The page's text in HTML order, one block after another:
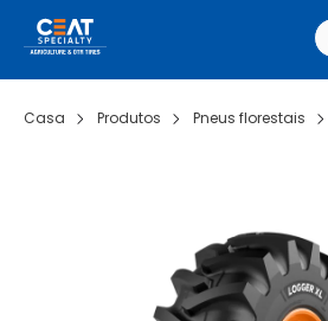
Casa Produtos Pneus florestais